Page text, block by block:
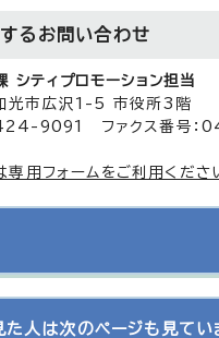
る お問い合わせ
ティプロモーション担当
市広沢1-5 市役所3階
9091 ファクス番号
専用フォームをご利用くださ
た人は次のページも見てい